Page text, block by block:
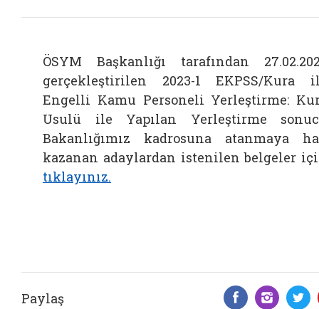
ÖSYM Başkanlığı tarafından
gerçekleştirilen 2023-1 EKPSS/Kura
Engelli Kamu Personeli Yerleştirme:
Usulü ile Yapılan Yerleştirme
Bakanlığımız kadrosuna atanmaya
kazanan adaylardan istenilen belgeler
tıklayınız.
Paylaş